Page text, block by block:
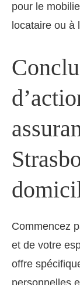
pour le
locataire ou à
Commencez
et de votre
offre